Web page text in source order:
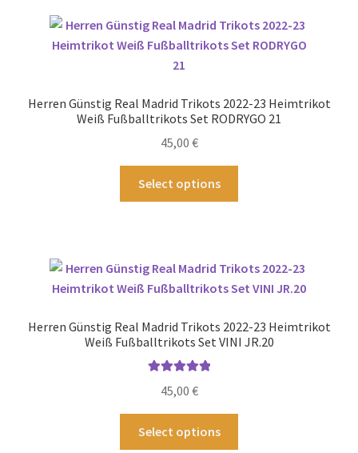
auf.
Die
auf
gewählt
Herren Günstig Real Madrid Trikots 2022-23 Heimtrikot
Weiß Fußballtrikots Set RODRYGO 21
45,00 €
Select options
auf.
Die
können
gewählt
Herren Günstig Real Madrid Trikots 2022-23 Heimtrikot
Weiß Fußballtrikots Set VINI JR.20
5.00von 5
45,00 €
Select options